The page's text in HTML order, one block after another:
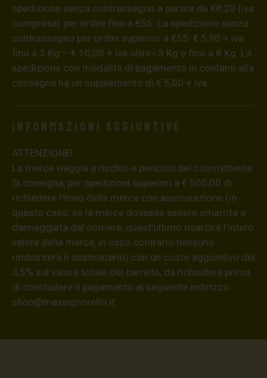
spedizione senza contrassegno a partire da €8,20 (iva
compresa) per ordini fino a €55. La spedizione senza
contrassegno per ordini superiori a €55: € 5,90 + iva
fino a 3 Kg – € 10,00 + iva oltre i 3 Kg e fino a 8 Kg. La
spedizione con modalità di pagamento in contanti alla
consegna ha un supplemento di € 5,00 + iva.
Informazioni aggiuntive
ATTENZIONE!
La merce viaggia a rischio e pericolo del committente.
Si consiglia, per spedizioni superiori a € 500,00 di
richiedere l’invio della merce con assicurazione (in
questo caso, se la merce dovesse essere smarrita o
danneggiata dal corriere, quest’ultimo risarcirà l’intero
valore della merce, in caso contrario nessuno
rimborserà il destinatario) con un costo aggiuntivo del
3,5% sul valore totale del carrello, da richiedere prima
di concludere il pagamento al seguente indirizzo:
shop@maxsignorello.it